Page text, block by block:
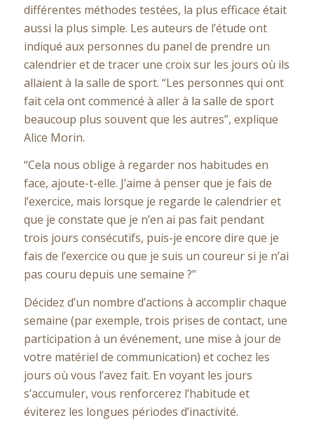
différentes méthodes testées, la plus efficace était
aussi la plus simple. Les auteurs de l’étude ont
indiqué aux personnes du panel de prendre un
calendrier et de tracer une croix sur les jours où ils
allaient à la salle de sport. “Les personnes qui ont
fait cela ont commencé à aller à la salle de sport
beaucoup plus souvent que les autres”, explique
Alice Morin.
“Cela nous oblige à regarder nos habitudes en
face, ajoute-t-elle. J’aime à penser que je fais de
l’exercice, mais lorsque je regarde le calendrier et
que je constate que je n’en ai pas fait pendant
trois jours consécutifs, puis-je encore dire que je
fais de l’exercice ou que je suis un coureur si je n’ai
pas couru depuis une semaine ?”
Décidez d’un nombre d’actions à accomplir chaque
semaine (par exemple, trois prises de contact, une
participation à un événement, une mise à jour de
votre matériel de communication) et cochez les
jours où vous l’avez fait. En voyant les jours
s’accumuler, vous renforcerez l’habitude et
éviterez les longues périodes d’inactivité.